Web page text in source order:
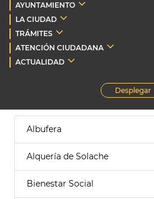
AYUNTAMIENTO
LA CIUDAD
TRÁMITES
ATENCIÓN CIUDADANA
ACTUALIDAD
Desplegar
Albufera
Alquería de Solache
Bienestar Social